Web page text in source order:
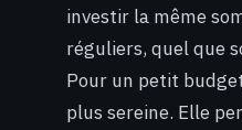
investir la même
réguliers, quel que
Pour un petit
plus sereine. Elle